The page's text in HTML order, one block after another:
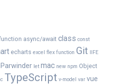
async/await class const
echarts excel flex function Git IIFE
let mac new npm Object
TypeScript v-model var vue